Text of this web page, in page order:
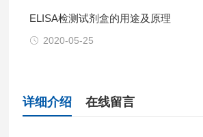
ELISA检测试剂盒的用途及原理
2020-05-25
详细介绍 在线留言